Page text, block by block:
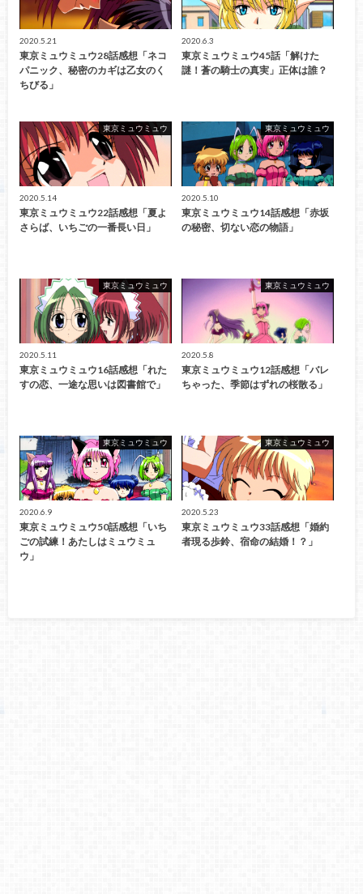
2020.5.21
東京ミュウミュウ28話感想「ネコ
パニック、秘密のカギは乙女のく
ちびる」
2020.6.3
東京ミュウミュウ45話「解けた
謎！蒼の騎士の真実」正体は誰？
東京ミュウミュウ
2020.5.14
東京ミュウミュウ22話感想「夏よ
さらば、いちごの一番長い日」
東京ミュウミュウ
2020.5.10
東京ミュウミュウ14話感想「赤坂
の秘密、切ない恋の物語」
東京ミュウミュウ
2020.5.11
東京ミュウミュウ16話感想「れた
すの恋、一途な思いは図書館で」
東京ミュウミュウ
2020.5.8
東京ミュウミュウ12話感想「バレ
ちゃった、季節はずれの桜散る」
東京ミュウミュウ
2020.6.9
東京ミュウミュウ50話感想「いち
ごの試練！あたしはミュウミュ
ウ」
東京ミュウミュウ
2020.5.23
東京ミュウミュウ33話感想「婚約
者現る歩鈴、宿命の結婚！？」